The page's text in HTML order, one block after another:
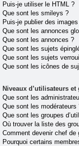
Puis-je utiliser le HTML ?
Que sont les smileys ?
Puis-je publier des
Que sont les annonces
Que sont les annonces ?
Que sont les sujets
Que sont les sujets
Que sont les icônes de
Niveaux d’utilisateurs et
Que sont les
Que sont les modérateurs
Que sont les groupes
Où trouver la liste des
Comment devenir chef de
Pourquoi certains